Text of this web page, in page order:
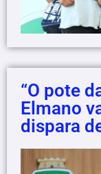
“O pote
Elmano
dispara